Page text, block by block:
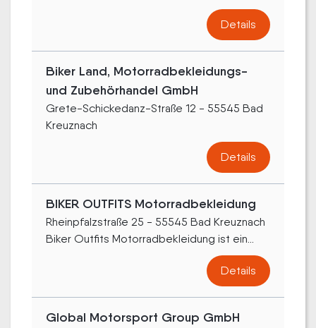
Details
Biker Land, Motorradbekleidungs-
und Zubehörhandel GmbH
Grete-Schickedanz-Straße 12 - 55545 Bad
Kreuznach
Details
BIKER OUTFITS Motorradbekleidung
Rheinpfalzstraße 25 - 55545 Bad Kreuznach
Biker Outfits Motorradbekleidung ist ein...
Details
Global Motorsport Group GmbH